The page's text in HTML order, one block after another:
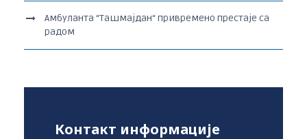
Амбуланта “Ташмајдан“ привремено престаје са
радом
Контакт информације